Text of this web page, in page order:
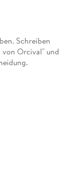
Schreiben
von Orcival" und